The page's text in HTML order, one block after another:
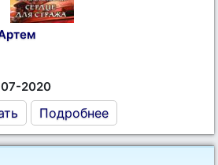
2020
Подробнее